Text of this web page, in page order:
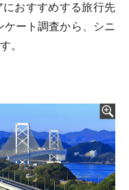
おすすめする旅行先
ート調査から、シニ
。